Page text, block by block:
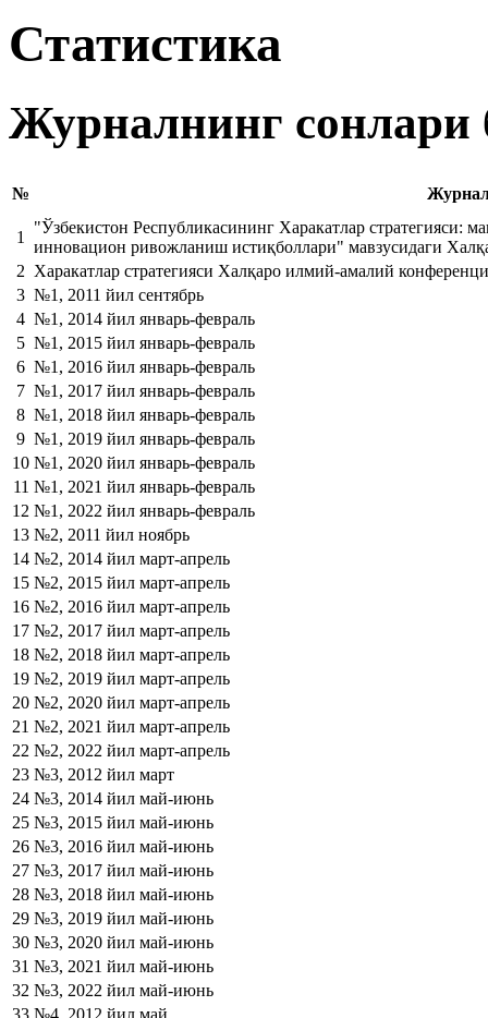
Статистика
Журналнинг сонлари
№
1
"Ўзбекистон Республикасининг Харакатлар стратегияси:
инновацион ривожланиш истиқболлари" мавзусидаги
2 Харакатлар стратегияси Халқаро илмий-амалий
3 №1, 2011 йил сентябрь
4 №1, 2014 йил январь-февраль
5 №1, 2015 йил январь-февраль
6 №1, 2016 йил январь-февраль
7 №1, 2017 йил январь-февраль
8 №1, 2018 йил январь-февраль
9 №1, 2019 йил январь-февраль
10 №1, 2020 йил январь-февраль
11 №1, 2021 йил январь-февраль
12 №1, 2022 йил январь-февраль
13 №2, 2011 йил ноябрь
14 №2, 2014 йил март-апрель
15 №2, 2015 йил март-апрель
16 №2, 2016 йил март-апрель
17 №2, 2017 йил март-апрель
18 №2, 2018 йил март-апрель
19 №2, 2019 йил март-апрель
20 №2, 2020 йил март-апрель
21 №2, 2021 йил март-апрель
22 №2, 2022 йил март-апрель
23 №3, 2012 йил март
24 №3, 2014 йил май-июнь
25 №3, 2015 йил май-июнь
26 №3, 2016 йил май-июнь
27 №3, 2017 йил май-июнь
28 №3, 2018 йил май-июнь
29 №3, 2019 йил май-июнь
30 №3, 2020 йил май-июнь
31 №3, 2021 йил май-июнь
32 №3, 2022 йил май-июнь
33 №4, 2012 йил май